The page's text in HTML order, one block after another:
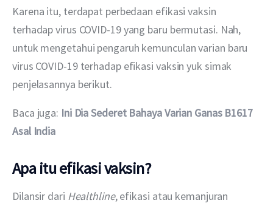
Karena itu, terdapat perbedaan efikasi vaksin
terhadap virus COVID-19 yang baru bermutasi. Nah,
untuk mengetahui pengaruh kemunculan varian baru
virus COVID-19 terhadap efikasi vaksin yuk simak
penjelasannya berikut.
Baca juga: Ini Dia Sederet Bahaya Varian Ganas B1617
Asal India
Apa itu efikasi vaksin?
Dilansir dari Healthline, efikasi atau kemanjuran